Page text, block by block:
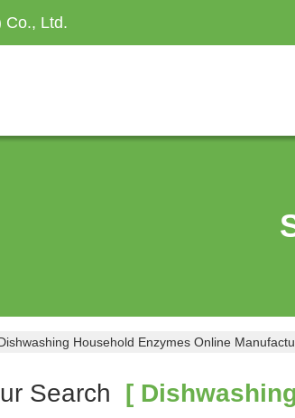
Co., Ltd.
Household Enzymes Online
Search [